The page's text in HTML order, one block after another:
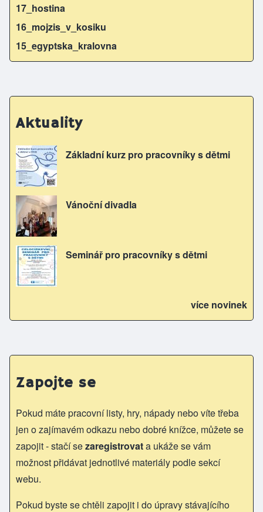
17_hostina
16_mojzis_v_kosiku
15_egyptska_kralovna
Aktuality
Základní kurz pro pracovníky s dětmi
Vánoční divadla
Seminář pro pracovníky s dětmi
více novinek
Zapojte se
Pokud máte pracovní listy, hry, nápady nebo víte třeba
jen o zajímavém odkazu nebo dobré knížce, můžete se
zapojit - stačí sezaregistrovata ukáže se vám
možnost přidávat jednotlivé materiály podle sekcí
webu.
Pokud byste se chtěli zapojit i do úpravy stávajícího